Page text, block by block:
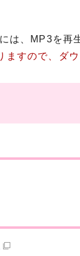
は、MP3を再
すので、ダ